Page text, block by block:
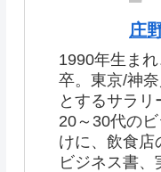
庄
1990年生ま
卒。東京/神
とするサラリ
20～30代の
けに、飲食店
ビジネス書、